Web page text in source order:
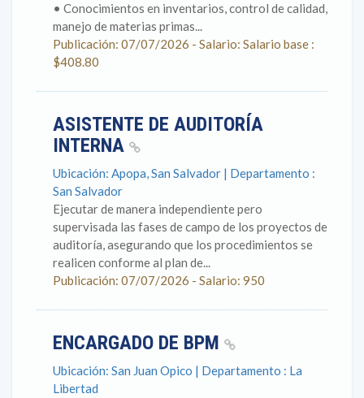
• Conocimientos en inventarios, control de calidad,
manejo de materias primas...
Publicación: 07/07/2026 - Salario: Salario base :
$408.80
ASISTENTE DE AUDITORÍA
INTERNA
Ubicación: Apopa, San Salvador | Departamento :
San Salvador
Ejecutar de manera independiente pero
supervisada las fases de campo de los proyectos de
auditoría, asegurando que los procedimientos se
realicen conforme al plan de...
Publicación: 07/07/2026 - Salario: 950
ENCARGADO DE BPM
Ubicación: San Juan Opico | Departamento : La
Libertad